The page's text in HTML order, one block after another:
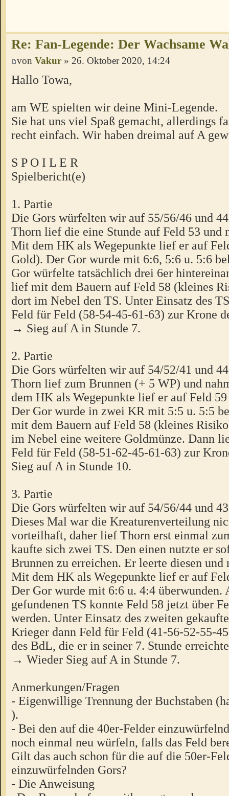
Re: Fan-Legende: Der Wachsame
von Vakur » 26. Oktober 2020, 14:24
Hallo Towa,
am WE spielten wir deine Mini-Legende.
Sie hat uns viel Spaß gemacht, allerdings
recht einfach. Wir haben dreimal auf A
S P O I L E R
Spielbericht(e)
1. Partie
Die Gors würfelten wir auf 55/56/46 und
Thorn lief die eine Stunde auf Feld 53 und
Mit dem HK als Wegepunkte lief er auf
Gold). Der Gor wurde mit 6:6, 5:6 u. 5:6
Gor würfelte tatsächlich drei 6er
lief mit dem Bauern auf Feld 58 (kleines
dort im Nebel den TS. Unter Einsatz des
Feld für Feld (58-54-45-61-63) zur Krone
→ Sieg auf A in Stunde 7.
2. Partie
Die Gors würfelten wir auf 54/52/41 und
Thorn lief zum Brunnen (+ 5 WP) und
dem HK als Wegepunkte lief er auf Feld
Der Gor wurde in zwei KR mit 5:5 u. 5:5
mit dem Bauern auf Feld 58 (kleines
im Nebel eine weitere Goldmünze. Dann
Feld für Feld (58-51-62-45-61-63) zur
Sieg auf A in Stunde 10.
3. Partie
Die Gors würfelten wir auf 54/56/44 und
Dieses Mal war die Kreaturenverteilung
vorteilhaft, daher lief Thorn erst einmal
kaufte sich zwei TS. Den einen nutzte er
Brunnen zu erreichen. Er leerte diesen und
Mit dem HK als Wegepunkte lief er auf
Der Gor wurde mit 6:6 u. 4:4 überwunden.
gefundenen TS konnte Feld 58 jetzt über
werden. Unter Einsatz des zweiten
Krieger dann Feld für Feld (41-56-52-55-
des BdL, die er in seiner 7. Stunde
→ Wieder Sieg auf A in Stunde 7.
Anmerkungen/Fragen
- Eigenwillige Trennung der Buchstaben
).
- Bei den auf die 40er-Felder
noch einmal neu würfeln, falls das Feld
Gilt das auch schon für die auf die 50er-
einzuwürfelnden Gors?
- Die Anweisung